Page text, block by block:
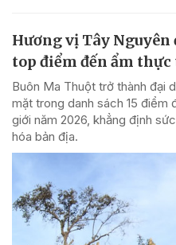
Hương vị Tây Nguyên
top điểm đến ẩm thực
Buôn Ma Thuột trở thành đại
mặt trong danh sách 15 điểm
giới năm 2026, khẳng định
hóa bản địa.